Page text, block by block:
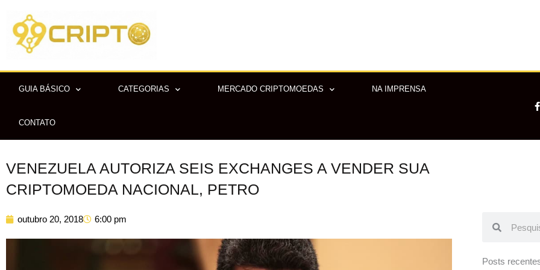
para
conteúdo
GUIA BÁSICO CATEGORIAS MERCADO CRIPTOMOEDAS NA IMPRENSA
CONTATO
F
a
VENEZUELA AUTORIZA SEIS EXCHANGES A VENDER SUA
CRIPTOMOEDA NACIONAL, PETRO
outubro 20, 2018 6:00 pm
Posts